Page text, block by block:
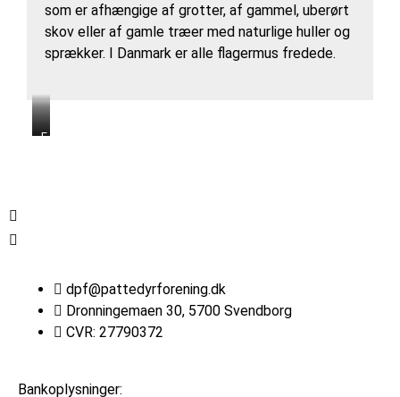
som er afhængige af grotter, af gammel, uberørt
skov eller af gamle træer med naturlige huller og
sprækker. I Danmark er alle flagermus fredede.
F
F
dpf@pattedyrforening.dk
Dronningemaen 30, 5700 Svendborg
CVR: 27790372
Bankoplysninger: